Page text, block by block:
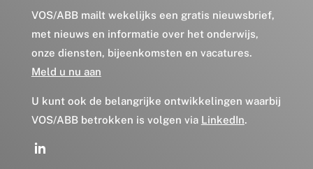
VOS/ABB mailt wekelijks een gratis nieuwsbrief,
met nieuws en informatie over het onderwijs,
onze diensten, bijeenkomsten en vacatures.
Meld u nu aan
U kunt ook de belangrijke ontwikkelingen waarbij
VOS/ABB betrokken is volgen via LinkedIn.